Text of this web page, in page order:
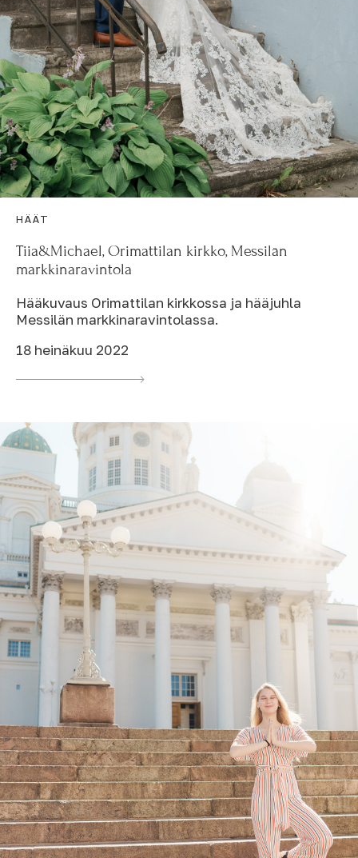
HÄÄT
Tiia&Michael, Orimattilan kirkko, Messilän
markkinaravintola
Hääkuvaus Orimattilan kirkkossa ja hääjuhla
Messilän markkinaravintolassa.
18 heinäkuu 2022